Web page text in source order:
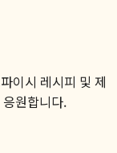
이시 레시피 및 제
원합니다.